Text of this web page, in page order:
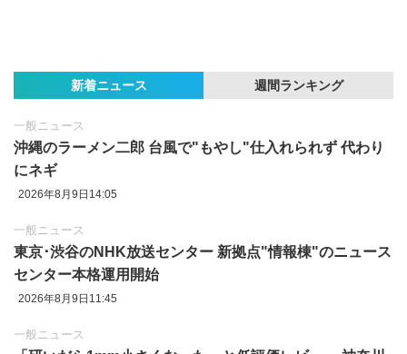
新着ニュース 週間ランキング
一般ニュース
沖縄のラーメン二郎 台風で"もやし"仕入れられず 代わり
にネギ
2026年8月9日14:05
一般ニュース
東京‪･‬渋谷のNHK放送センター 新拠点"情報棟"のニュース
センター本格運用開始
2026年8月9日11:45
一般ニュース